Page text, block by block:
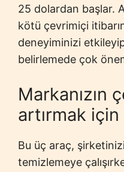
25 dolardan başlar.
kötü çevrimiçi
deneyiminizi
belirlemede çok
Markanızın
artırmak
Bu üç araç,
temizlemeye